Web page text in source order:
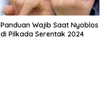
Panduan Wajib Saat Nyoblos
di Pilkada Serentak 2024